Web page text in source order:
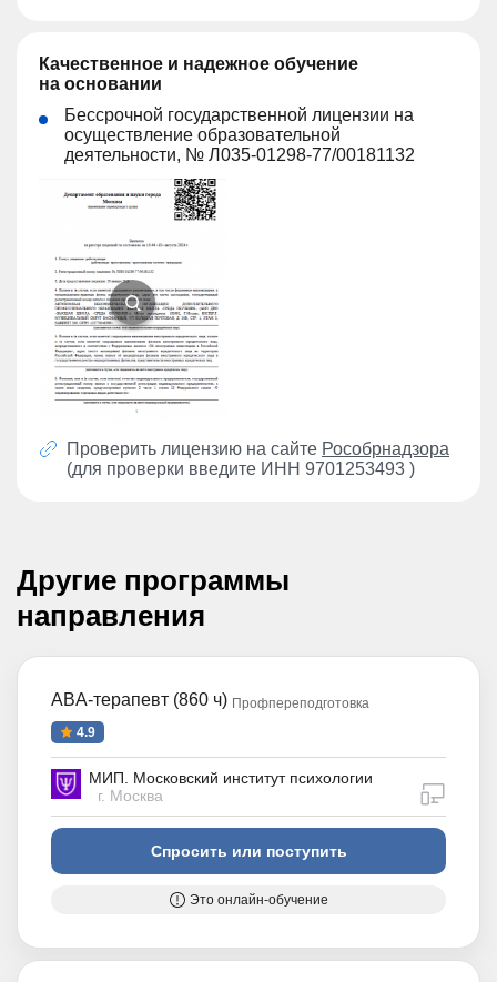
Качественное и надежное обучение
на основании
Бессрочной государственной лицензии на
осуществление образовательной
деятельности, № Л035-01298-77/00181132
Проверить лицензию на сайте Рособрнадзора
(для проверки введите ИНН 9701253493 )
Другие программы
направления
ABA-терапевт (860 ч) Профпереподготовка
4.9
МИП. Московский институт психологии
г. Москва
Спросить или поступить
Это онлайн-обучение